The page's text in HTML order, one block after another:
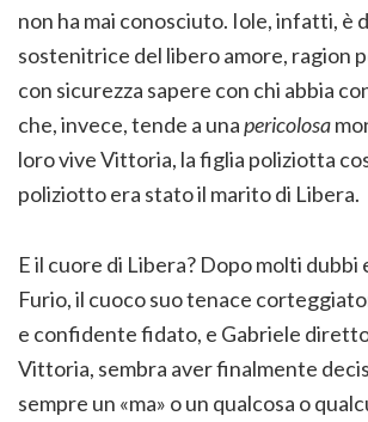
non ha mai conosciuto. Iole, infatti, è
sostenitrice del libero amore, ragion
con sicurezza sapere con chi abbia
che, invece, tende a unapericolosa
loro vive Vittoria, la figlia poliziotta
poliziotto era stato il marito di Libera.
E il cuore di Libera? Dopo molti
Furio, il cuoco suo tenace
e confidente fidato, e Gabriele
Vittoria, sembra aver finalmente
sempre un «ma» o un qualcosa o